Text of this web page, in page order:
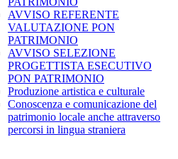
AVVISO REFERENTE
VALUTAZIONE PON
PATRIMONIO
AVVISO SELEZIONE
PROGETTISTA ESECUTIVO
PON PATRIMONIO
Produzione artistica e culturale
Conoscenza e comunicazione del
patrimonio locale anche attraverso
percorsi in lingua straniera